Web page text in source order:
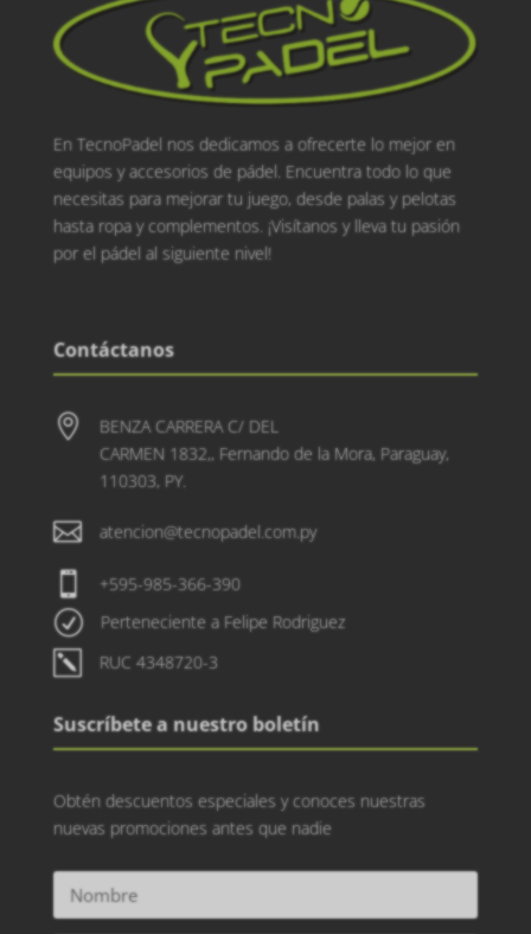
En TecnoPadel nos dedicamos a ofrecerte lo mejor en
equipos y accesorios de pádel. Encuentra todo lo que
necesitas para mejorar tu juego, desde palas y pelotas
hasta ropa y complementos. ¡Visítanos y lleva tu pasión
por el pádel al siguiente nivel!
Contáctanos

BENZA CARRERA C/ DEL
CARMEN 1832,, Fernando de la Mora, Paraguay,
110303, PY.
 atencion@tecnopadel.com.py
 +595-985-366-390
R Perteneciente a Felipe Rodriguez
k RUC 4348720-3
Suscríbete a nuestro boletín
Obtén descuentos especiales y conoces nuestras
nuevas promociones antes que nadie